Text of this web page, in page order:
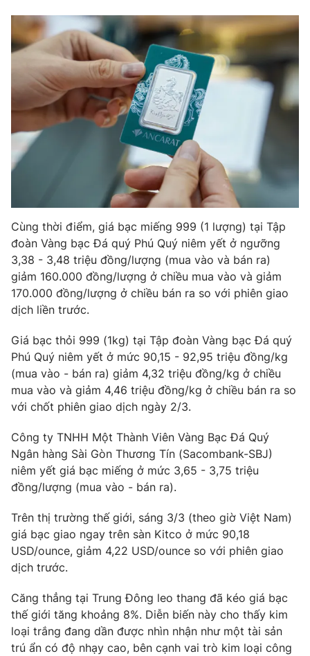
Cùng thời điểm, giá bạc miếng 999 (1 lượng) tại Tập
đoàn Vàng bạc Đá quý Phú Quý niêm yết ở ngưỡng
3,38 - 3,48 triệu đồng/lượng (mua vào và bán ra)
giảm 160.000 đồng/lượng ở chiều mua vào và giảm
170.000 đồng/lượng ở chiều bán ra so với phiên giao
dịch liền trước.
Giá bạc thỏi 999 (1kg) tại Tập đoàn Vàng bạc Đá quý
Phú Quý niêm yết ở mức 90,15 - 92,95 triệu đồng/kg
(mua vào - bán ra) giảm 4,32 triệu đồng/kg ở chiều
mua vào và giảm 4,46 triệu đồng/kg ở chiều bán ra so
với chốt phiên giao dịch ngày 2/3.
Công ty TNHH Một Thành Viên Vàng Bạc Đá Quý
Ngân hàng Sài Gòn Thương Tín (Sacombank-SBJ)
niêm yết giá bạc miếng ở mức 3,65 - 3,75 triệu
đồng/lượng (mua vào - bán ra).
Trên thị trường thế giới, sáng 3/3 (theo giờ Việt Nam)
giá bạc giao ngay trên sàn Kitco ở mức 90,18
USD/ounce, giảm 4,22 USD/ounce so với phiên giao
dịch trước.
Căng thẳng tại Trung Đông leo thang đã kéo giá bạc
thế giới tăng khoảng 8%. Diễn biến này cho thấy kim
loại trắng đang dần được nhìn nhận như một tài sản
trú ẩn có độ nhạy cao, bên cạnh vai trò kim loại công